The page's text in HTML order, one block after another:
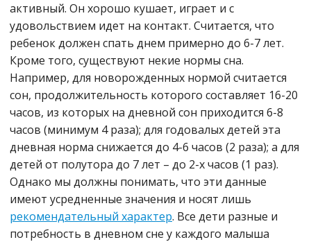
активный. Он хорошо кушает, играет и с
удовольствием идет на контакт. Считается, что
ребенок должен спать днем примерно до 6-7 лет.
Кроме того, существуют некие нормы сна.
Например, для новорожденных нормой считается
сон, продолжительность которого составляет 16-20
часов, из которых на дневной сон приходится 6-8
часов (минимум 4 раза); для годовалых детей эта
дневная норма снижается до 4-6 часов (2 раза); а для
детей от полутора до 7 лет – до 2-х часов (1 раз).
Однако мы должны понимать, что эти данные
имеют усредненные значения и носят лишь
рекомендательный характер. Все дети разные и
потребность в дневном сне у каждого малыша